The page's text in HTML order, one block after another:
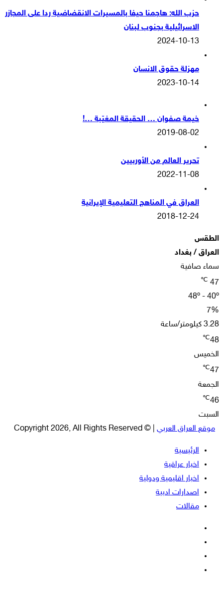
حزب الله: هاجمنا حيفا بالمسيرات الانقضاضية ردا على المجازر
الاسرائيلية بجنوب لبنان
2024-10-13
مهزلة حقوق الانسان
2023-10-14
خيمة صفوان … الحقيقة المغيّبة …!
2019-08-02
تحرير العالم من الأوربيين
2022-11-08
العراق في المناهج التعليمية الإيرانية
2018-12-24
الطقس
العراق / بغداد
سماء صافية
47
℃
48º - 40º
7%
3.28 كيلومتر/ساعة
48
℃
الخميس
47
℃
الجمعة
46
℃
السبت
موقع العراق العربي | © Copyright 2026, All Rights Reserved
الرئيسية
اخبار عراقية
اخبار اقليمية ودولية
اصدارات ادبية
مقالات